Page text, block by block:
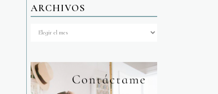
ARCHIVOS
Archivos